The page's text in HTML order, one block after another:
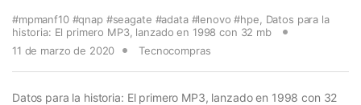
#mpmanf10 #qnap #seagate #adata #lenovo #hpe
Datos para la
historia: El primero MP3, lanzado en 1998 con 32 mb
11 de marzo de 2020
Tecnocompras
Datos para la historia: El primero MP3, lanzado en 1998 con 32